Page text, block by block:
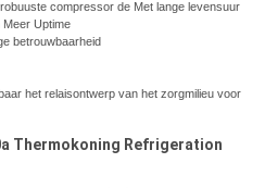
compressor de Met lange levensuur
Uptime
betrouwbaarheid
het relaisontwerp van het zorgmilieu voor
Thermokoning Refrigeration